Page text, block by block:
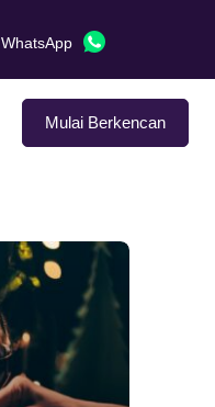
WhatsApp
Mulai Berkencan